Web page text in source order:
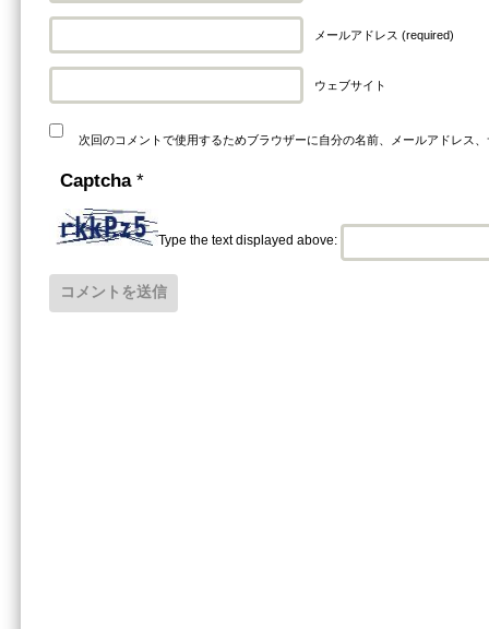
メールアドレス (required)
ウェブサイト
次回のコメントで使用するためブラウザーに自分の名前、メールアドレス
Captcha *
Type the text displayed above: